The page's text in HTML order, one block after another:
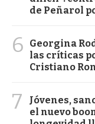
de Peñarol
6
Georgina
las críticas
Cristiano
7
Jóvenes,
el nuevo